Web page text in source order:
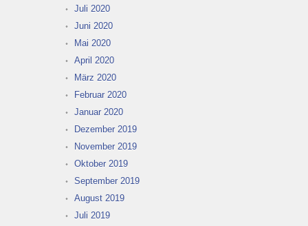
Juli 2020
Juni 2020
Mai 2020
April 2020
März 2020
Februar 2020
Januar 2020
Dezember 2019
November 2019
Oktober 2019
September 2019
August 2019
Juli 2019